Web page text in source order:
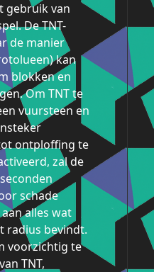
gebruik van
De TNT-
de manier
kan
blokken en
Om TNT te
vuursteen en
ontploffing te
zal de
schade
alles wat
radius bevindt.
voorzichtig te
TNT,